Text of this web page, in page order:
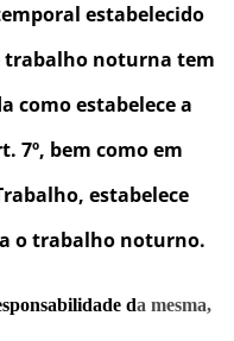
estabelecido
trabalho noturna tem
como estabelece a
7º, bem como em
estabelece
otrabalho noturno.
da mesma,